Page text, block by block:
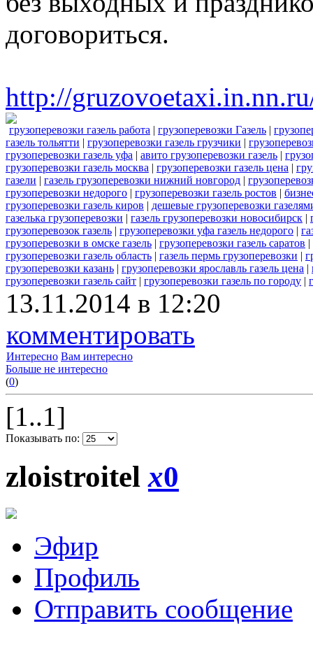
договориться.
http://
грузоперевозки газель работа | грузоперевозки Газель |
газель тольятти | грузоперевозки газель грузчики |
грузоперевозки газель уфа | авито грузоперевозки газель |
грузоперевозки газель москва | грузоперевозки газель цена |
газели | газель грузоперевозки нижний новгород |
грузоперевозки недорого | грузоперевозки газель ростов |
грузоперевозки газель киров | дешевые грузоперевозки
газелька грузоперевозки | газель грузоперевозки новосибирск |
грузоперевозок газель | грузоперевозки уфа газель недорого |
грузоперевозки в омске газель | грузоперевозки газель саратов |
грузоперевозки газель область | газель пермь грузоперевозки |
грузоперевозки казань | грузоперевозки ярославль газель цена |
грузоперевозки газель сайт | грузоперевозки газель по городу |
13.11.2014 в 12:20
комментировать
Интересно Вам интересно
Больше не интересно
(0)
[1..1]
Показывать по:
zloistroitelx0
Эфир
Профиль
Отправить сообщение